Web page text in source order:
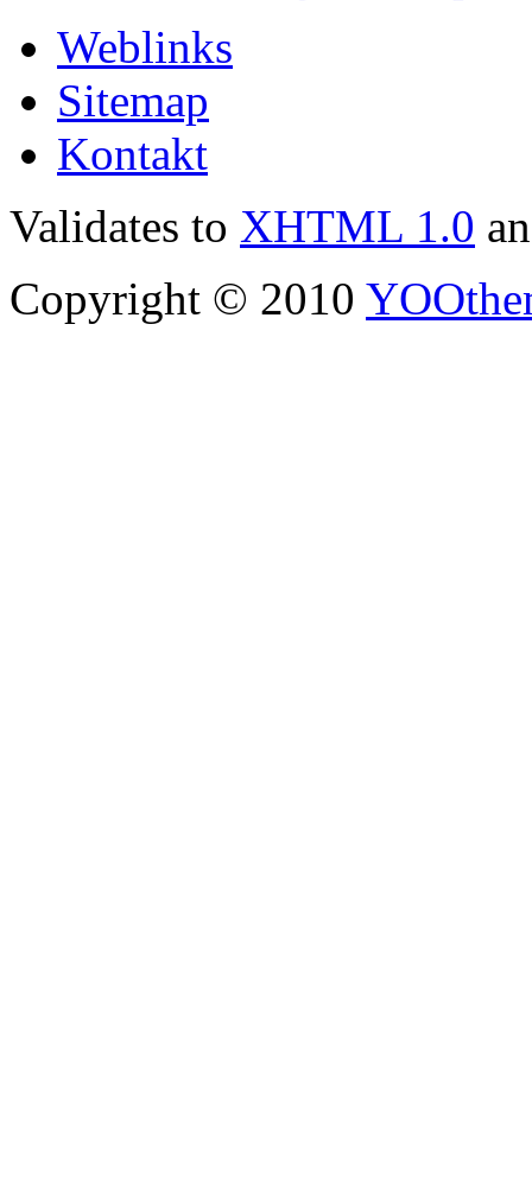
Weblinks
Sitemap
Kontakt
Validates to XHTML 1.0
Copyright © 2010